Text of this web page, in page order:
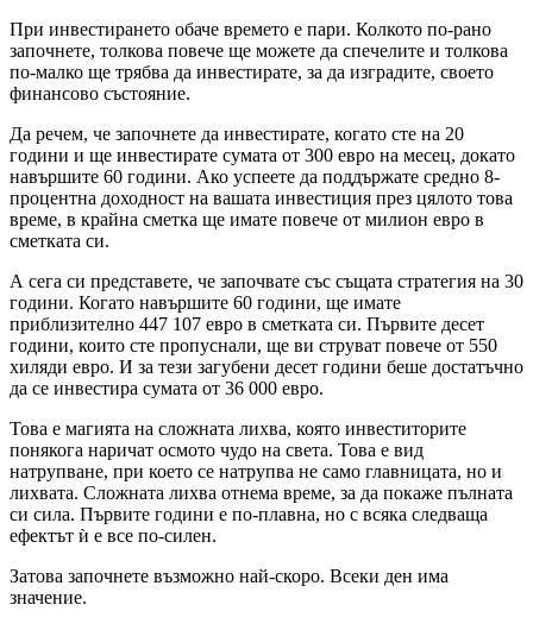
При инвестирането обаче времето е пари. Колкото по-рано
започнете, толкова повече ще можете да спечелите и толкова
по-малко ще трябва да инвестирате, за да изградите, своето
финансово състояние.
Да речем, че започнете да инвестирате, когато сте на 20
години и ще инвестирате сумата от 300 евро на месец, докато
навършите 60 години. Ако успеете да поддържате средно 8-
процентна доходност на вашата инвестиция през цялото това
време, в крайна сметка ще имате повече от милион евро в
сметката си.
А сега си представете, че започвате със същата стратегия на 30
години. Когато навършите 60 години, ще имате
приблизително 447 107 евро в сметката си. Първите десет
години, които сте пропуснали, ще ви струват повече от 550
хиляди евро. И за тези загубени десет години беше достатъчно
да се инвестира сумата от 36 000 евро.
Това е магията на сложната лихва, която инвеститорите
понякога наричат ​​осмото чудо на света. Това е вид
натрупване, при което се натрупва не само главницата, но и
лихвата. Сложната лихва отнема време, за да покаже пълната
си сила. Първите години е по-плавна, но с всяка следваща
ефектът ѝ е все по-силен.
Затова започнете възможно най-скоро. Всеки ден има
значение.